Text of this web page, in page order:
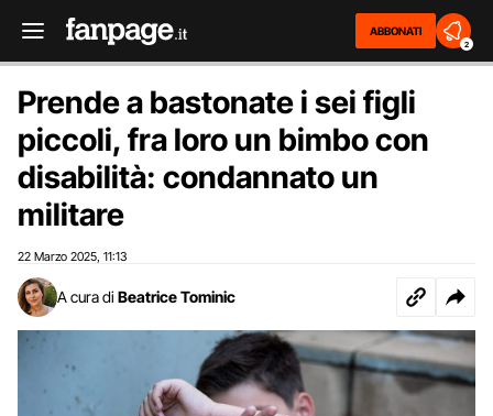
ABBONATI
2
Prende a bastonate i sei figli
piccoli, fra loro un bimbo con
disabilità: condannato un
militare
22 Marzo 2025 11:13
A cura di Beatrice Tominic